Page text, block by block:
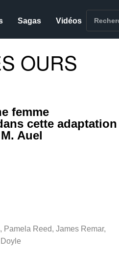
Sagas Vidéos
OURS
femme
cette adaptation
Auel
Pamela Reed, James Remar,